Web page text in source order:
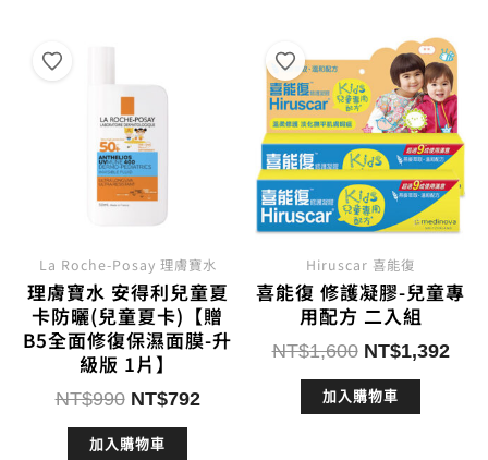
La Roche-Posay 理膚寶水
理膚寶水 安得利兒童夏
卡防曬(兒童夏卡)【贈
B5全面修復保濕面膜-升
級版 1片】
NT$990 原
始
價
NT$792目
加入購物車
Hiruscar 喜能復
喜能復 修護凝膠-兒童專
用配方 二入組
NT$1,600 原
始
價
NT$1,392目
加入購物車